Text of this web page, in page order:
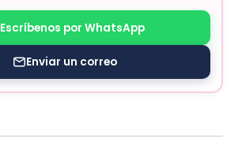
Escríbenos por WhatsApp
Enviar un correo